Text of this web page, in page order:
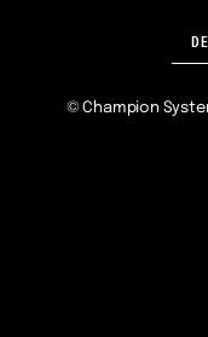
©Champion